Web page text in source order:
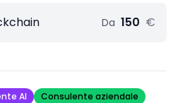
Da 150 €
AI
Consulente aziendale